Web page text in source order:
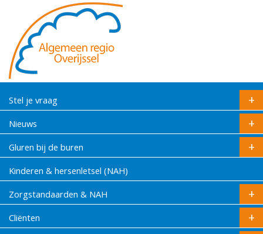
Stel je vraag
Nieuws
Gluren bij de buren
Kinderen & hersenletsel (NAH)
Zorgstandaarden & NAH
Cliënten